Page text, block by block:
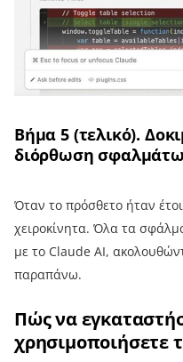
Βήμα 5 (τελικό).
διόρθωση
Όταν το πρόσθετο ήταν
χειροκίνητα. Όλα τα
με το Claude AI,
παραπάνω.
Πώς να
χρησιμοποιήσετε